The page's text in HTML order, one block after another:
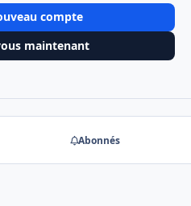
compte
maintenant
Abonnés